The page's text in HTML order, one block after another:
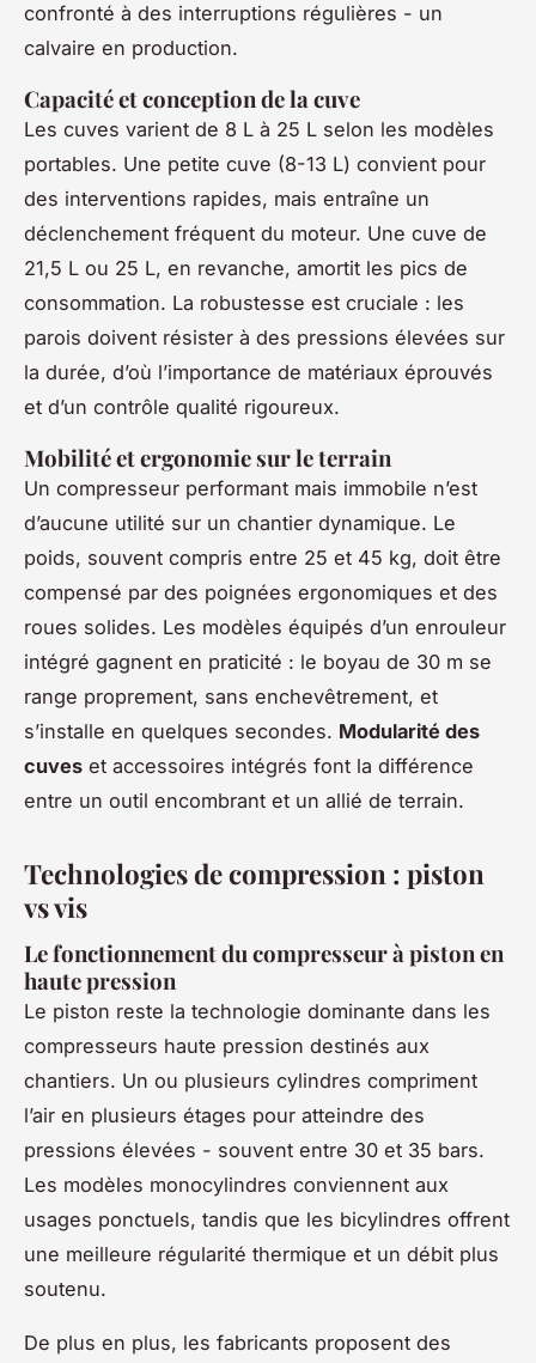
confronté à des interruptions régulières - un
calvaire en production.
Capacité et conception de la cuve
Les cuves varient de 8 L à 25 L selon les modèles
portables. Une petite cuve (8-13 L) convient pour
des interventions rapides, mais entraîne un
déclenchement fréquent du moteur. Une cuve de
21,5 L ou 25 L, en revanche, amortit les pics de
consommation. La robustesse est cruciale : les
parois doivent résister à des pressions élevées sur
la durée, d’où l’importance de matériaux éprouvés
et d’un contrôle qualité rigoureux.
Mobilité et ergonomie sur le terrain
Un compresseur performant mais immobile n’est
d’aucune utilité sur un chantier dynamique. Le
poids, souvent compris entre 25 et 45 kg, doit être
compensé par des poignées ergonomiques et des
roues solides. Les modèles équipés d’un enrouleur
intégré gagnent en praticité : le boyau de 30 m se
range proprement, sans enchevêtrement, et
s’installe en quelques secondes. Modularité des
cuves et accessoires intégrés font la différence
entre un outil encombrant et un allié de terrain.
Technologies de compression : piston
vs vis
Le fonctionnement du compresseur à piston en
haute pression
Le piston reste la technologie dominante dans les
compresseurs haute pression destinés aux
chantiers. Un ou plusieurs cylindres compriment
l’air en plusieurs étages pour atteindre des
pressions élevées - souvent entre 30 et 35 bars.
Les modèles monocylindres conviennent aux
usages ponctuels, tandis que les bicylindres offrent
une meilleure régularité thermique et un débit plus
soutenu.
De plus en plus, les fabricants proposent des